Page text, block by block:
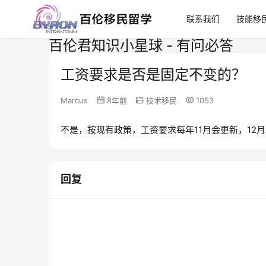
联系我们 技能移
百伦君知识小星球 - 有问必答
工资要求是否是固定不变的？
Marcus 8年前 技术移民 1053
不是，按现有政策，工资要求每年11月会更新，12
回复